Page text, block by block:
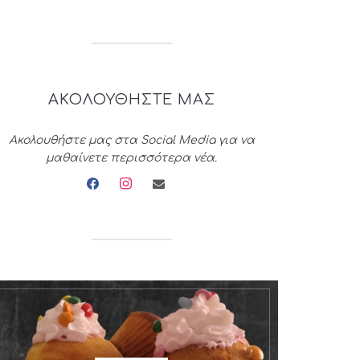
ΑΚΟΛΟΥΘΗΣΤΕ ΜΑΣ
Ακολουθήστε μας στα Social Media για να
μαθαίνετε περισσότερα νέα.
facebookinstagramenvelope